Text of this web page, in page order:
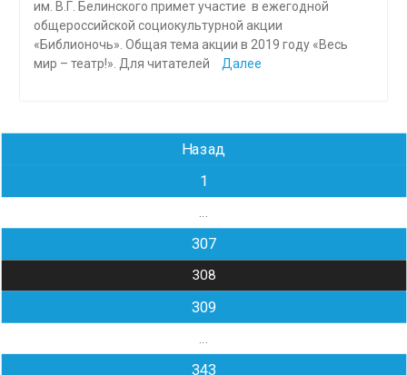
им. В.Г. Белинского примет участие в ежегодной
общероссийской социокультурной акции
«Библионочь». Общая тема акции в 2019 году «Весь
мир – театр!». Для читателей
Далее
Навигация
записям
Назад
1
307
308
309
343